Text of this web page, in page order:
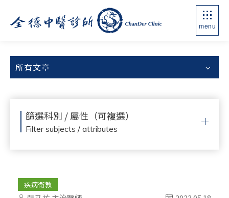
menu
所有文章
篩選科別 / 屬性（可複選）
Filter subjects / attributes
疾病衛教